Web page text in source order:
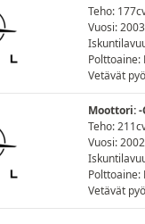
Teho:
Vuosi:
Vetävät
Moottori: -
Teho:
Vuosi:
Vetävät